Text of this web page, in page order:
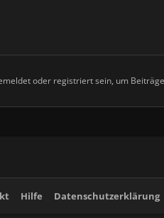
oder registriert sein, um
Hilfe Datenschutzerklärung